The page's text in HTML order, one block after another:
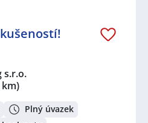
s.r.o.
km)
Plný úvazek